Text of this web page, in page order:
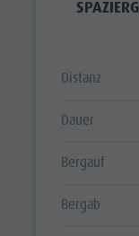
Distanz
Dauer
Bergauf
Bergab